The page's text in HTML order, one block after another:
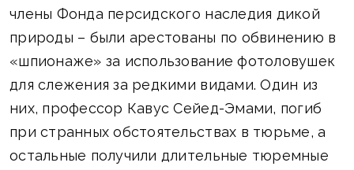
члены Фонда персидского наследия дикой
природы – были арестованы по обвинению в
«шпионаже» за использование фотоловушек
для слежения за редкими видами. Один из
них, профессор Кавус Сейед-Эмами, погиб
при странных обстоятельствах в тюрьме, а
остальные получили длительные тюремные